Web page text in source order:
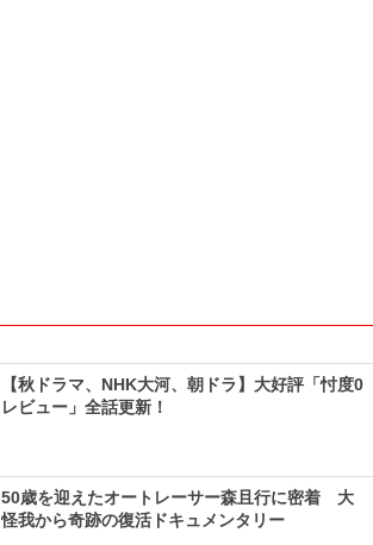
【秋ドラマ、NHK大河、朝ドラ】大好評「忖度0
レビュー」全話更新！
50歳を迎えたオートレーサー森且行に密着 大
怪我から奇跡の復活ドキュメンタリー